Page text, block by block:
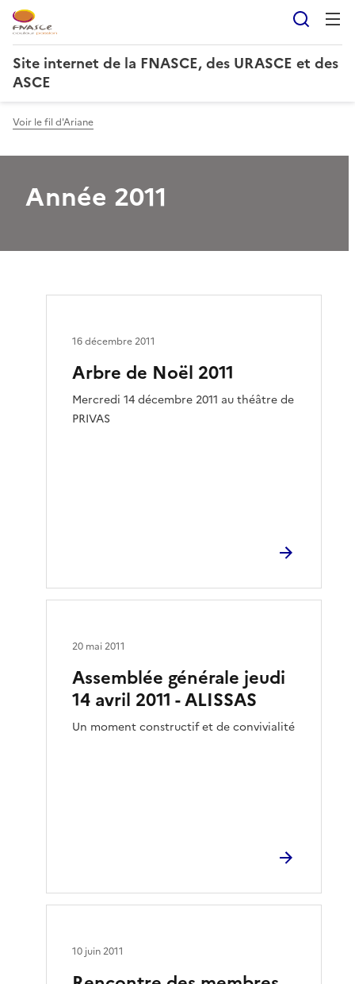
Site internet de la FNASCE, des URASCE et des
ASCE
Voir le fil d'Ariane
Année 2011
Arbre de Noël 2011
Mercredi 14 décembre 2011 au théâtre de
PRIVAS
16 décembre 2011
Assemblée générale jeudi
14 avril 2011 - ALISSAS
Un moment constructif et de convivialité
20 mai 2011
10 juin 2011